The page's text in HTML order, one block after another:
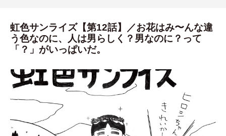
虹色サンライズ【第12話】／お花はみ〜んな違
う色なのに、人は男らしく？男なのに？って
「？」がいっぱいだ。